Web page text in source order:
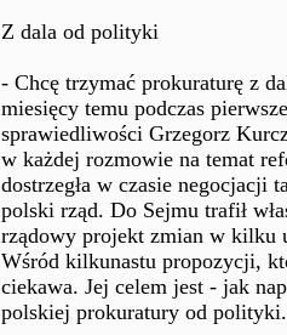
Z dala od polityki
- Chcę trzymać prokuraturę z
miesięcy temu podczas
sprawiedliwości Grzegorz
w każdej rozmowie na temat
dostrzegła w czasie negocjacji
polski rząd. Do Sejmu trafił
rządowy projekt zmian w kilku
Wśród kilkunastu propozycji,
ciekawa. Jej celem jest - jak
polskiej prokuratury od polityki.